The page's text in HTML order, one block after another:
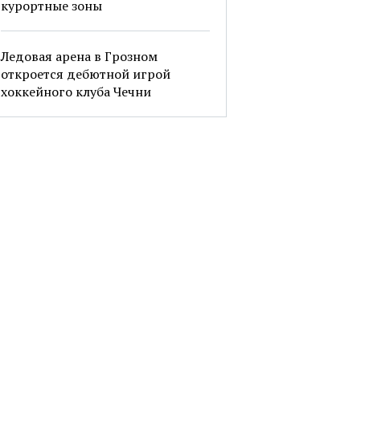
курортные зоны
Ледовая арена в Грозном
откроется дебютной игрой
хоккейного клуба Чечни